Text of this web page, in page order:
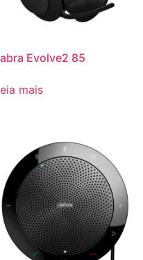
Evolve2 85
mais